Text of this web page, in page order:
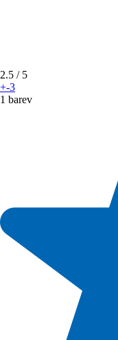
2.5 / 5
+-3
1 barev